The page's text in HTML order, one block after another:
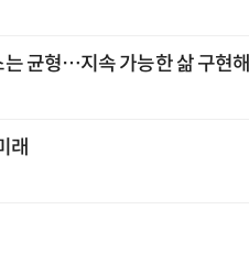
는 균형…지속 가능한 삶 구현
래